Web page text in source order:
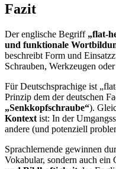
Fazit
Der englische Begriff „flat-
und funktionale
beschreibt Form und
Schrauben, Werkzeugen
Für Deutschsprachige ist
Prinzip dem der deutschen
„Senkkopfschraube“).
Kontext ist: In der
andere (und potenziell
Sprachlernende gewinnen
Vokabular, sondern auch ein